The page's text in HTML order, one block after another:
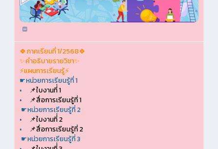
🍀ภาคเรียนที่ 1/2568🍀
✨คำอธิบายรายวิชา✨
⚡แผนการเรียนรู้⚡
☛หน่วยการเรียนรู้ที่ 1
•
📌ใบงานที่่ 1
•
📌สื่อการเรียนรู้ที่ 1
☛หน่วยการเรียนรู้ที่ 2
•
📌ใบงานที่่ 2
•
📌สื่อการเรียนรู้ที่ 2
☛หน่วยการเรียนรู้ที่ 3